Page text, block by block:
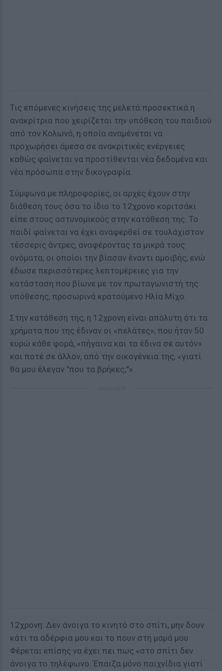
Τις επόμενες κινήσεις της μελετά προσεκτικά η
ανακρίτρια που χειρίζεται την υπόθεση του παιδιού
από τον Κολωνό, η οποία αναμένεται να
προχωρήσει άμεσα σε ανακριτικές ενέργειες
καθώς φαίνεται να προστίθενται νέα δεδομένα και
νέα πρόσωπα στην δικογραφία.
Σύμφωνα με πληροφορίες, οι αρχές έχουν στην
διάθεση τους όσα το ίδιο το 12χρονο κοριτσάκι
είπε στους αστυνομικούς στην κατάθεση της. Το
παιδί φαίνεται να έχει αναφερθεί σε τουλάχιστον
τέσσερις άντρες, αναφέροντας τα μικρά τους
ονόματα, οι οποίοι την βίασαν έναντι αμοιβής, ενώ
έδωσε περισσότερες λεπτομέρειες για την
κατάσταση που βίωνε με τον πρωταγωνιστή της
υπόθεσης, προσωρινά κρατούμενο Ηλία Μίχο.
Στην κατάθεση της, η 12χρονη είναι απόλυτη ότι τα
χρήματα που της έδιναν οι «πελάτες», που ήταν 50
ευρώ κάθε φορά, «πήγαινα και τα έδινα σε αυτόν»
και ποτέ σε άλλον, από την οικογένεια της, «γιατί
θα μου έλεγαν "που τα βρήκες;"».
12χρονη: Δεν άνοιγα το κινητό στο σπίτι, μην δουν
κάτι τα αδέρφια μου και το πουν στη μαμά μου
Φέρεται επίσης να έχει πει πως «στο σπίτι δεν
άνοιγα το τηλέφωνο. Έπαιζα μόνο παιχνίδια γιατί